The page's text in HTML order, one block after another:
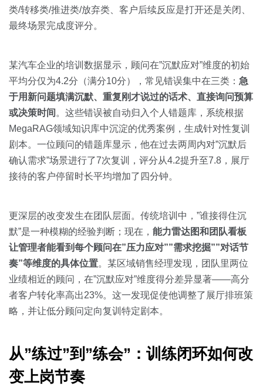
类/转移类/推进类/放弃类、客户后续反应是打开还是关闭、
最终场景完成度评分。
某汽车企业的培训数据显示，顾问在”沉默应对”维度的初始
平均分仅为4.2分（满分10分），常见错误集中在三类： 急
于用新问题填满沉默、重复刚才说过的话术、直接询问预算
或决策时间 。这些错误被自动归入个人错题库，系统根据
MegaRAG领域知识库中沉淀的优秀案例，生成针对性复训
剧本。一位顾问的错题库显示，他在过去两周内对”沉默后
确认需求”场景进行了7次复训，评分从4.2提升至7.8，展厅
接待的客户停留时长平均增加了四分钟。
更深层的改变发生在团队层面。传统培训中，”谁接得住沉
默”是一种模糊的经验判断；现在， 能力雷达图和团队看板
让管理者能看到每个顾问在”压力应对””需求挖掘””对话节
奏”等维度的具体位置。某区域销售经理发现，团队里两位
业绩相近的顾问，在”沉默应对”维度得分差异显著——高分
者客户转化率高出23%。这一发现促使他调整了展厅排班策
略，并让低分顾问定向复训特定剧本。
从”练过”到”练会”：训练闭环如何改
变上岗节奏